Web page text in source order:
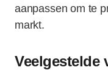
aanpassen om te
markt.
Veelgestelde